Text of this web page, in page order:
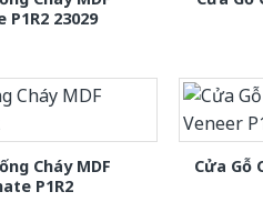
23029
Cháy MDF
P1R2
Cửa Gỗ